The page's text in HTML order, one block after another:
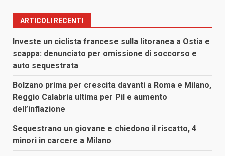
ARTICOLI RECENTI
Investe un ciclista francese sulla litoranea a Ostia e
scappa: denunciato per omissione di soccorso e
auto sequestrata
Bolzano prima per crescita davanti a Roma e Milano,
Reggio Calabria ultima per Pil e aumento
dell’inflazione
Sequestrano un giovane e chiedono il riscatto, 4
minori in carcere a Milano